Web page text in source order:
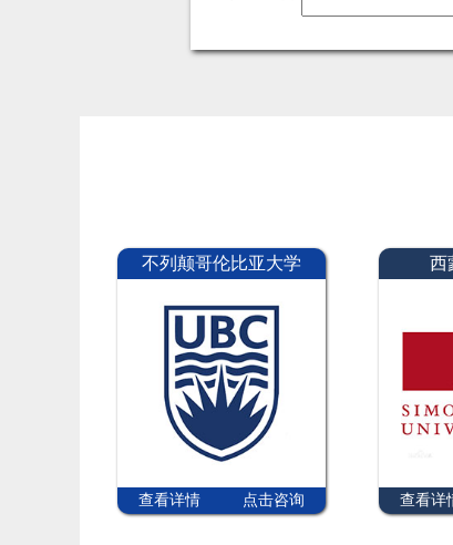
不列颠哥伦比亚大学
查看详情 点击咨询
西
查看详